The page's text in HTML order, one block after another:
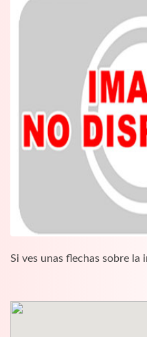
Si ves unas flechas sobre la